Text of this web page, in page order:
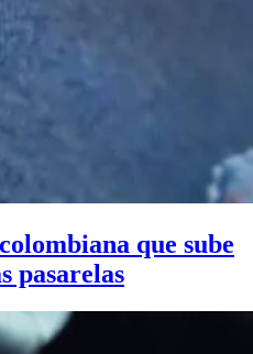
que sube
pasarelas